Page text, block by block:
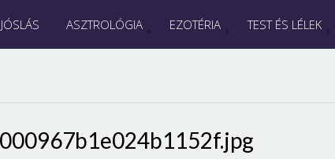
JÓSLÁS ASZTROLÓGIA EZOTÉRIA TEST ÉS LÉLEK